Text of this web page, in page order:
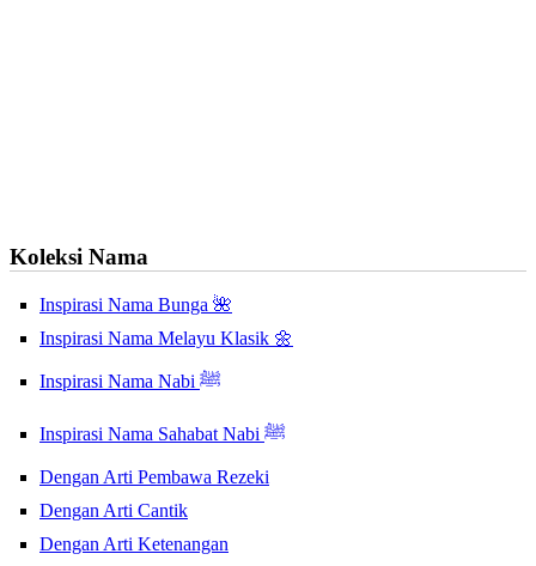
Koleksi Nama
Inspirasi Nama Bunga 🌺
Inspirasi Nama Melayu Klasik 🌼
Inspirasi Nama Nabi ﷺ
Inspirasi Nama Sahabat Nabi ﷺ
Dengan Arti Pembawa Rezeki
Dengan Arti Cantik
Dengan Arti Ketenangan